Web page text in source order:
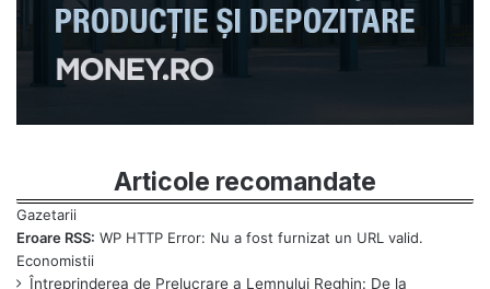
Articole recomandate
Eroare RSS: WP HTTP Error: Nu a fost furnizat un URL valid.
Întreprinderea de Prelucrare a Lemnului Reghin: De la